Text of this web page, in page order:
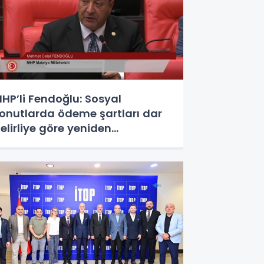
Fendoğlu: Sosyal
ödeme şartları dar
göre yeniden